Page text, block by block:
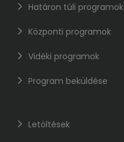
Határon túli programok
Központi programok
Vidéki programok
Program beküldése
Letöltések